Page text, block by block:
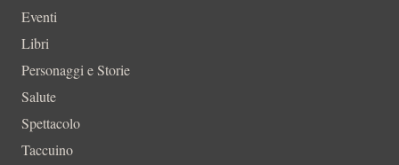
Eventi
Libri
Personaggi e Storie
Salute
Spettacolo
Taccuino